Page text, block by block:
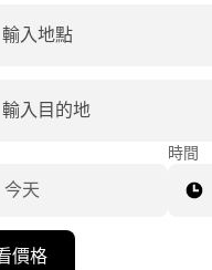
輸入地點
輸入目的地
時間
價格